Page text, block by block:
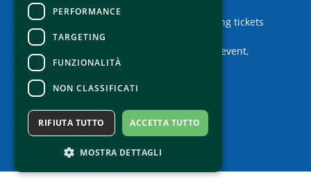
Contacts
For information and support in purchasing tickets
Click here
For information on the program and the event,
contact theorganizer
Accessibility statement
PERFORMANCE
TARGETING
FUNZIONALITÀ
NON CLASSIFICATI
ACCETTA TUTTO
RIFIUTA TUTTO
MOSTRA DETTAGLI